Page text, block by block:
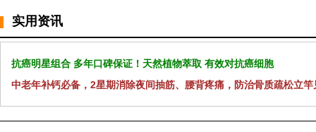
实用资讯
抗癌明星组合 多年口碑保证！天然植物萃取 有效对抗癌细胞
中老年补钙必备，2星期消除夜间抽筋、腰背疼痛，防治骨质疏松立竿